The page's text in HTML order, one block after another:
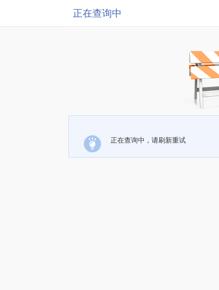
正在查询中
正在查询中，请刷新重试